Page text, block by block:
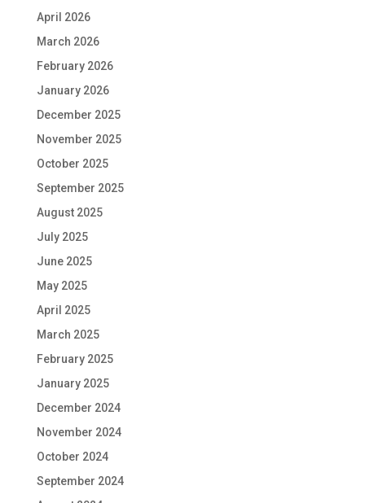
April 2026
March 2026
February 2026
January 2026
December 2025
November 2025
October 2025
September 2025
August 2025
July 2025
June 2025
May 2025
April 2025
March 2025
February 2025
January 2025
December 2024
November 2024
October 2024
September 2024